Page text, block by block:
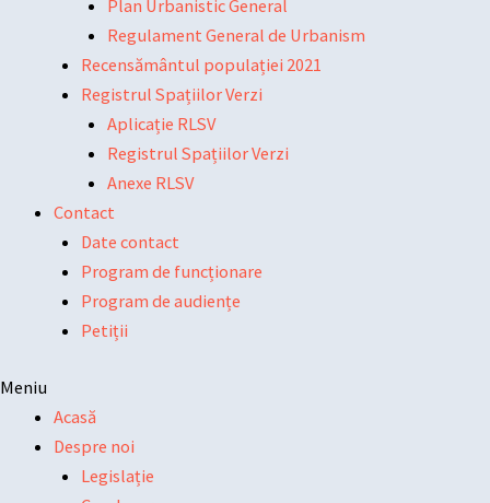
Plan Urbanistic General
Regulament General de Urbanism
Recensământul populației 2021
Registrul Spațiilor Verzi
Aplicație RLSV
Registrul Spațiilor Verzi
Anexe RLSV
Contact
Date contact
Program de funcționare
Program de audiențe
Petiții
Meniu
Acasă
Despre noi
Legislație